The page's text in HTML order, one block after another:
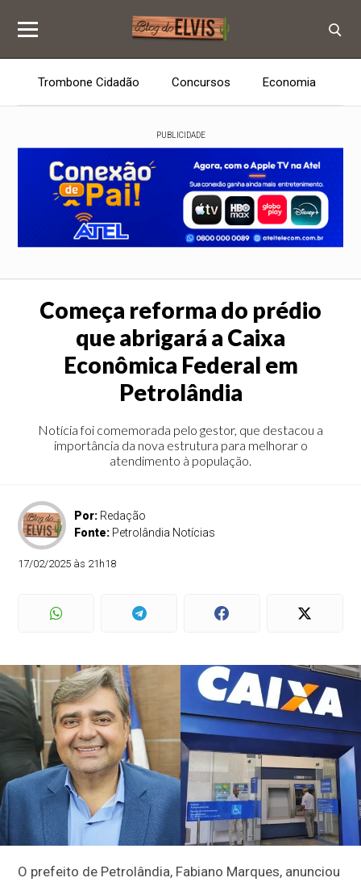
Trombone Cidadão Concursos Economia
PUBLICIDADE
Começa reforma do prédio
que abrigará a Caixa
Econômica Federal em
Petrolândia
Notícia foi comemorada pelo gestor, que destacou a
importância da nova estrutura para melhorar o
atendimento à população.
Por: Redação
Fonte: Petrolândia Notícias
17/02/2025 às 21h18
O prefeito de Petrolândia, Fabiano Marques, anunciou